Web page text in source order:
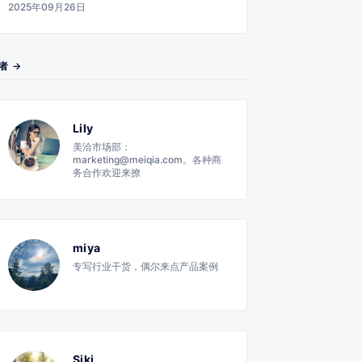
2025年09月26日
→
Lily
美洽市场部：
marketing@meiqia.com。各种商
务合作欢迎来撩
miya
专写行业干货，偶尔来点产品案例